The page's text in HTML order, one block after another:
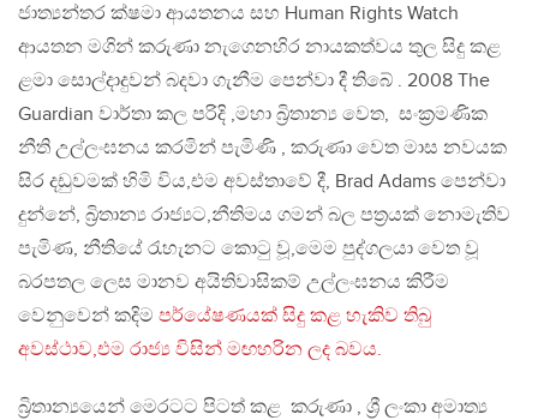
ජාත්‍යන්තර ක්ෂමා ආයතනය සහ Human Rights Watch
ආයතන මගින් කරුණා නැගෙනහිර නායකත්වය තුල සිදු කළ
ළමා සොල්දාදුවන් බදවා ගැනීම පෙන්වා දී තිබේ . 2008 The
Guardian වාර්තා කල පරිදි ,මහා බ්‍රිතාන්‍ය වෙත, සංක්‍රමණික
නීති උල්ලංඝනය කරමින් පැමිණි , කරුණා වෙත මාස නවයක
සිර දඩුවමක් හිමි විය,එම අවස්තාවේ දී, Brad Adams පෙන්වා
දුන්නේ, බ්‍රිතාන්‍ය රාජ්‍යට,නීතිමය ගමන් බල පත්‍රයක් නොමැතිව
පැමිණ, නීතියේ රැහැනට කොටු වූ,මෙම පුද්ගලයා වෙත වූ
බරපතල ලෙස මානව අයිතිවාසිකම් උල්ලංඝනය කිරීම
වෙනුවෙන් කදිම පර්යේෂණයක් සිදු කළ හැකිව තිබු
අවස්ථාව,එම රාජ්‍ය විසින් මඟහරින ලද බවය.
බ්‍රිතාන්‍යයෙන් මෙරටට පිටත් කළ කරුණා , ශ්‍රී ලංකා අමාත්‍ය